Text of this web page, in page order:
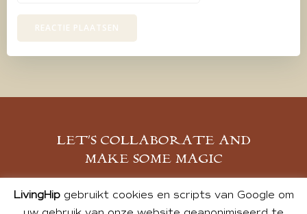
LET’S COLLABORATE AND
MAKE SOME MAGIC
MELD JE AAN
LivingHipgebruikt cookies en scripts van Google om